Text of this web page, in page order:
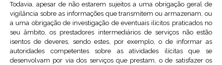
Todavia, apesar de não estarem sujeitos a uma obrigação geral de
vigilância sobre as informações que transmitem ou armazenam, ou
a uma obrigação de investigação de eventuais ilícitos praticados no
seu âmbito, os prestadores intermediários de serviços não estão
isentos de deveres, sendo estes, por exemplo, o de informar as
autoridades competentes sobre as atividades ilícitas que se
desenvolvam por via dos serviços que prestam, o de satisfazer os